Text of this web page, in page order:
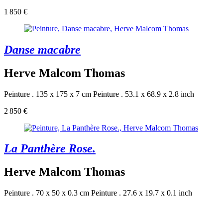
1 850 €
Danse macabre
Herve Malcom Thomas
Peinture . 135 x 175 x 7 cm Peinture . 53.1 x 68.9 x 2.8 inch
2 850 €
La Panthère Rose.
Herve Malcom Thomas
Peinture . 70 x 50 x 0.3 cm Peinture . 27.6 x 19.7 x 0.1 inch